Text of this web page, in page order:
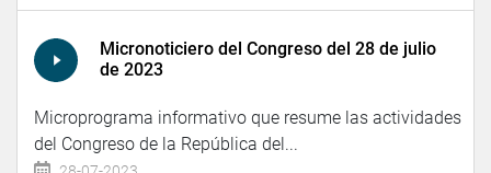
Micronoticiero del Congreso del 28 de julio
de 2023
Microprograma informativo que resume las actividades
del Congreso de la República del...